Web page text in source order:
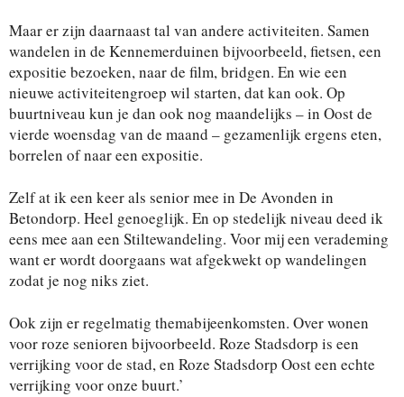
Maar er zijn daarnaast tal van andere activiteiten. Samen
wandelen in de Kennemerduinen bijvoorbeeld, fietsen, een
expositie bezoeken, naar de film, bridgen. En wie een
nieuwe activiteitengroep wil starten, dat kan ook. Op
buurtniveau kun je dan ook nog maandelijks – in Oost de
vierde woensdag van de maand – gezamenlijk ergens eten,
borrelen of naar een expositie.
Zelf at ik een keer als senior mee in De Avonden in
Betondorp. Heel genoeglijk. En op stedelijk niveau deed ik
eens mee aan een Stiltewandeling. Voor mij een verademing
want er wordt doorgaans wat afgekwekt op wandelingen
zodat je nog niks ziet.
Ook zijn er regelmatig themabijeenkomsten. Over wonen
voor roze senioren bijvoorbeeld. Roze Stadsdorp is een
verrijking voor de stad, en Roze Stadsdorp Oost een echte
verrijking voor onze buurt.’